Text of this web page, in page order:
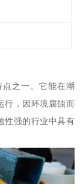
之一。它能在潮
行，因环境腐蚀而
性强的行业中具有